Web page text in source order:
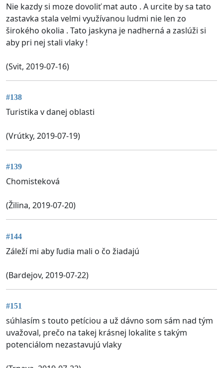
Nie kazdy si moze dovoliť mat auto . A urcite by sa tato
zastavka stala velmi využívanou ludmi nie len zo
širokého okolia . Tato jaskyna je nadherná a zaslúži si
aby pri nej stali vlaky !
(Svit, 2019-07-16)
#138
Turistika v danej oblasti
(Vrútky, 2019-07-19)
#139
Chomisteková
(Žilina, 2019-07-20)
#144
Záleží mi aby ľudia mali o čo žiadajú
(Bardejov, 2019-07-22)
#151
súhlasím s touto petíciou a už dávno som sám nad tým
uvažoval, prečo na takej krásnej lokalite s takým
potenciálom nezastavujú vlaky